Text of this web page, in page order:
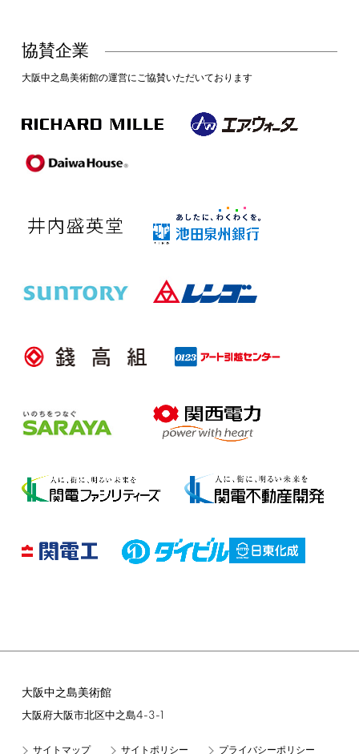
協賛企業
大阪中之島美術館の運営にご協賛いただいております
大阪中之島美術館
大阪府大阪市北区中之島4-3-1
サイトマップ サイトポリシー プライバシーポリシー